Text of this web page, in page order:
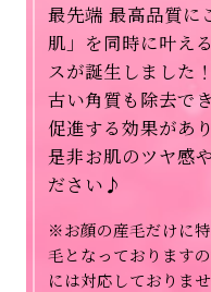
最先端 最高品質に
肌」を同時に叶え
スが誕生しました！
古い角質も除去で
促進する効果があ
是非お肌のツヤ感
ださい♪
※お顔の産毛だけに
毛となっております
には対応しておりませ